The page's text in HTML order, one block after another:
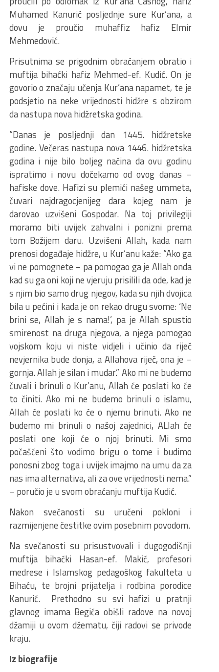
Muhamed Kanurić posljednje sure Kur’ana, a
dovu je proučio muhaffiz hafiz Elmir
Mehmedović.
Prisutnima se prigodnim obraćanjem obratio i
muftija bihaćki hafiz Mehmed-ef. Kudić. On je
govorio o značaju učenja Kur’ana napamet, te je
podsjetio na neke vrijednosti hidžre s obzirom
da nastupa nova hidžretska godina.
“Danas je posljednji dan 1445. hidžretske
godine. Večeras nastupa nova 1446. hidžretska
godina i nije bilo boljeg načina da ovu godinu
ispratimo i novu dočekamo od ovog danas –
hafiske dove. Hafizi su plemići našeg ummeta,
čuvari najdragocjenijeg dara kojeg nam je
darovao uzvišeni Gospodar. Na toj privilegiji
moramo biti uvijek zahvalni i ponizni prema
tom Božijem daru. Uzvišeni Allah, kada nam
prenosi događaje hidžre, u Kur’anu kaže: “Ako ga
vi ne pomognete – pa pomogao ga je Allah onda
kad su ga oni koji ne vjeruju prisilili da ode, kad je
s njim bio samo drug njegov, kada su njih dvojica
bila u pećini i kada je on rekao drugu svome: ‘Ne
brini se, Allah je s nama!’, pa je Allah spustio
smirenost na druga njegova, a njega pomogao
vojskom koju vi niste vidjeli i učinio da riječ
nevjernika bude donja, a Allahova riječ, ona je –
gornja. Allah je silan i mudar.” Ako mi ne budemo
čuvali i brinuli o Kur’anu, Allah će poslati ko će
to činiti. Ako mi ne budemo brinuli o islamu,
Allah će poslati ko će o njemu brinuti. Ako ne
budemo mi brinuli o našoj zajednici, ALlah će
poslati one koji će o njoj brinuti. Mi smo
počašćeni što vodimo brigu o tome i budimo
ponosni zbog toga i uvijek imajmo na umu da za
nas ima alternativa, ali za ove vrijednosti nema.”
– poručio je u svom obraćanju muftija Kudić.
Nakon svečanosti su uručeni pokloni i
razmijenjene čestitke ovim posebnim povodom.
Na svečanosti su prisustvovali i dugogodišnji
muftija bihaćki Hasan-ef. Makić, profesori
medrese i Islamskog pedagoškog fakulteta u
Bihaću, te brojni prijatelja i rodbina porodice
Kanurić. Prethodno su svi hafizi u pratnji
glavnog imama Begića obišli radove na novoj
džamiji u ovom džematu, čiji radovi se privode
kraju.
Iz biografije